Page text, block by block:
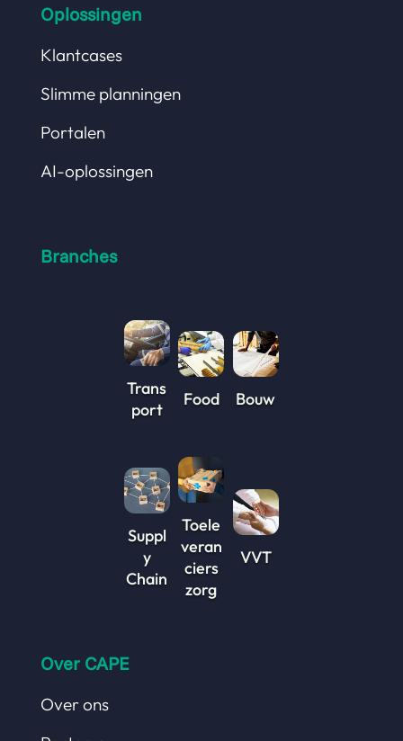
Oplossingen
Klantcases
Slimme planningen
Portalen
AI-oplossingen
Branches
Trans
port
Food Bouw
Suppl
y
Chain
Toele
veran
ciers
zorg
VVT
Over CAPE
Over ons